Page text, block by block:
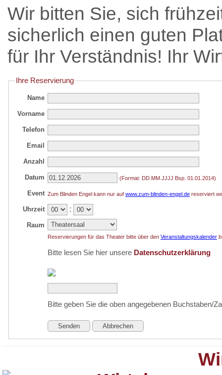
Wir bitten Sie, sich
sicherlich einen guten
für Ihr Verständnis! Ihr
Ihre Reservierung
Name
Vorname
Telefon
Email
Anzahl
Datum (Format: DD.MM.JJJJ Bsp. 01.01.2014)
Event Zum Blinden Engel kann nur auf www.zum-blinden-engel.de reserviert
Uhrzeit :
Raum
Reservierungen für das Theater bitte über den Veranstaltungskalender
Bitte lesen Sie hier unsere Datenschutzerklärung
Bitte geben Sie die oben angegebenen Buchstaben/
Senden Abbrechen